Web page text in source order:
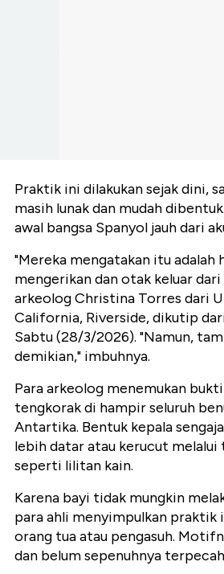
Praktik ini dilakukan sejak dini,
masih lunak dan mudah
awal bangsa Spanyol jauh dari
"Mereka mengatakan itu adalah
mengerikan dan otak keluar
arkeolog Christina Torres dari
California, Riverside, dikutip
Sabtu (28/3/2026). "Namun,
demikian," imbuhnya.
Para arkeolog menemukan
tengkorak di hampir seluruh
Antartika. Bentuk kepala
lebih datar atau kerucut melalui
seperti lilitan kain.
Karena bayi tidak mungkin
para ahli menyimpulkan praktik
orang tua atau pengasuh.
dan belum sepenuhnya